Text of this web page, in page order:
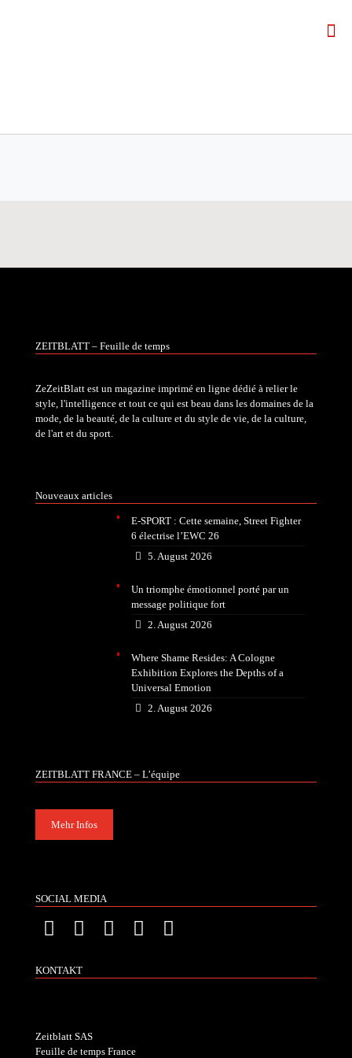
ZEITBLATT – Feuille de temps
ZeZeitBlatt est un magazine imprimé en ligne dédié à relier le
style, l'intelligence et tout ce qui est beau dans les domaines de la
mode, de la beauté, de la culture et du style de vie, de la culture,
de l'art et du sport.
Nouveaux articles
E-SPORT : Cette semaine, Street Fighter
6 électrise l’EWC 26
5. August 2026
Un triomphe émotionnel porté par un
message politique fort
2. August 2026
Where Shame Resides: A Cologne
Exhibition Explores the Depths of a
Universal Emotion
2. August 2026
ZEITBLATT FRANCE – L’équipe
Mehr Infos
SOCIAL MEDIA
KONTAKT
Zeitblatt SAS
Feuille de temps France